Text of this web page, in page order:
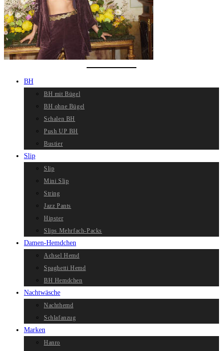
BH
BH mit Bügel
BH ohne Bügel
Schalen BH
Push UP BH
Bustier
Slip
Slip
Mini Slip
String
Jazz Pants
Hipster
Slips Mehrfach-Packs
Damen-Hemdchen
Achsel Hemd
Spaghetti Hemd
BH Hemdchen
Nachtwäsche
Nachthemd
Schlafanzug
Marken
Hanro